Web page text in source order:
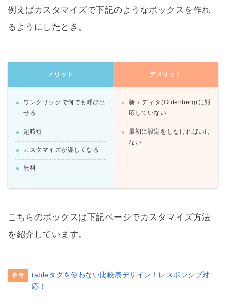
例えばカスタマイズで下記のようなボックスを作れ
るようにしたとき。
メリット
ワンクリックで何でも呼び出
せる
超時短
カスタマイズが楽しくなる
無料
デメリット
新エディタ(Gutenberg)に対
応していない
最初に設定をしなければいけ
ない
こちらのボックスは下記ページでカスタマイズ方法
を紹介しています。
参考
tableタグを使わない比較表デザイン！レスポンシブ対
応！